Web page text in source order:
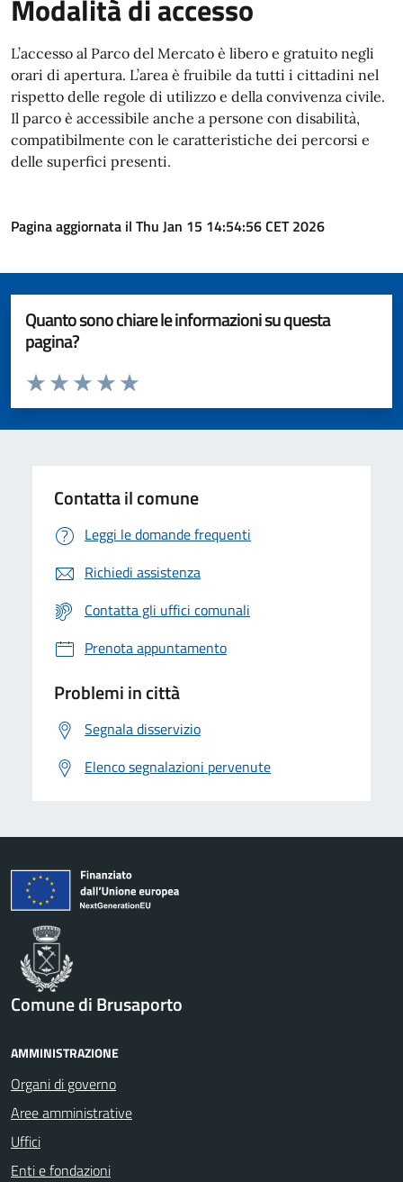
Modalità di accesso
L’accesso al Parco del Mercato è libero e gratuito negli
orari di apertura. L’area è fruibile da tutti i cittadini nel
rispetto delle regole di utilizzo e della convivenza civile.
Il parco è accessibile anche a persone con disabilità,
compatibilmente con le caratteristiche dei percorsi e
delle superfici presenti.
Pagina aggiornata il Thu Jan 15 14:54:56 CET 2026
Quanto sono chiare le informazioni su questa
pagina?
Valuta da 1 a 5 stelle la pagina
Valuta 5 stelle su 5
Valuta 4 stelle su 5
Valuta 3 stelle su 5
Valuta 2 stelle su 5
Valuta 1 stelle su 5
Contatta il comune
Leggi le domande frequenti
Richiedi assistenza
Contatta gli uffici comunali
Prenota appuntamento
Problemi in città
Segnala disservizio
Elenco segnalazioni pervenute
Comune di Brusaporto
AMMINISTRAZIONE
Organi di governo
Aree amministrative
Uffici
Enti e fondazioni